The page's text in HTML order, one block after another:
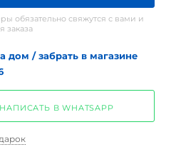
обязательно свяжутся с вами и
заказа
дом / забрать в магазине
НАПИСАТЬ В WHATSAPP